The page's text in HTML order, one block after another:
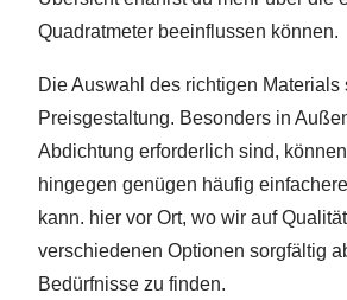
Quadratmeter beeinflussen können.
Die Auswahl des richtigen
Preisgestaltung. Besonders in
Abdichtung erforderlich sind,
hingegen genügen häufig
kann. hier vor Ort, wo wir auf
verschiedenen Optionen sorgfältig
Bedürfnisse zu finden.